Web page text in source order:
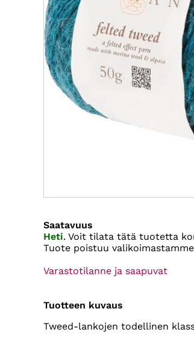
Saatavuus
Heti. Voit tilata tätä tuotetta
Tuote poistuu
Varastotilanne ja saapuvat
Tuotteen kuvaus
Tweed-lankojen todellinen